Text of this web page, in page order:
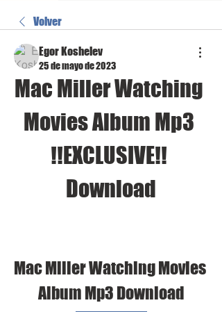
Volver
Egor Koshelev
25 de mayo de 2023
Mac Miller Watching
Movies Album Mp3
!!EXCLUSIVE!!
Download
Mac Miller Watching Movies
Album Mp3 Download